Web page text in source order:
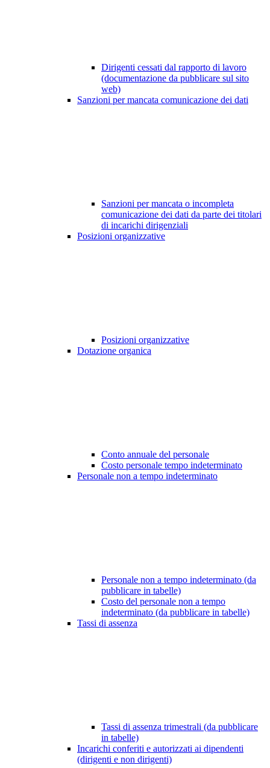
Dirigenti cessati dal rapporto di lavoro
(documentazione da pubblicare sul sito
web)
Sanzioni per mancata comunicazione dei dati
Sanzioni per mancata o incompleta
comunicazione dei dati da parte dei titolari
di incarichi dirigenziali
Posizioni organizzative
Posizioni organizzative
Dotazione organica
Conto annuale del personale
Costo personale tempo indeterminato
Personale non a tempo indeterminato
Personale non a tempo indeterminato (da
pubblicare in tabelle)
Costo del personale non a tempo
indeterminato (da pubblicare in tabelle)
Tassi di assenza
Tassi di assenza trimestrali (da pubblicare
in tabelle)
Incarichi conferiti e autorizzati ai dipendenti
(dirigenti e non dirigenti)